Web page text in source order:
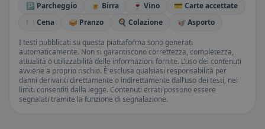
🅿️ Parcheggio 🍺 Birra 🍷 Vino
💳 Carte accettate
🍽️ Cena
🥪 Pranzo 🍳 Colazione
🥡 Asporto
I testi pubblicati su questa piattaforma sono generati
automaticamente. Non si garantiscono correttezza, completezza,
attualità o utilizzabilità delle informazioni fornite. L’uso dei contenuti
avviene a proprio rischio. È esclusa qualsiasi responsabilità per
danni derivanti direttamente o indirettamente dall’uso dei testi, nei
limiti consentiti dalla legge. Contenuti errati possono essere
segnalati tramite la funzione di segnalazione.